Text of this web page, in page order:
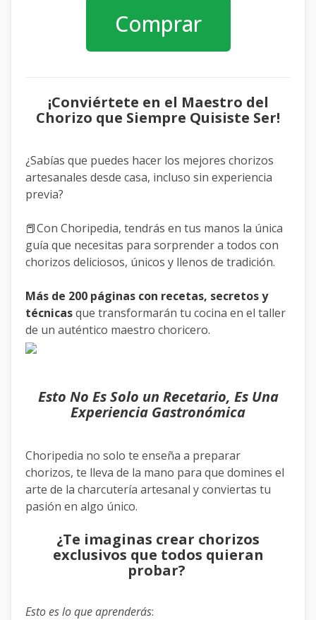
Comprar
¡Conviértete en el Maestro del
Chorizo que Siempre Quisiste Ser!
¿Sabías que puedes hacer los mejores chorizos
artesanales desde casa, incluso sin experiencia
previa?
📕Con Choripedia, tendrás en tus manos la única
guía que necesitas para sorprender a todos con
chorizos deliciosos, únicos y llenos de tradición.
Más de 200 páginas con recetas, secretos y
técnicasque transformarán tu cocina en el taller
de un auténtico maestro choricero.
Esto No Es Solo un Recetario, Es Una
Experiencia Gastronómica
Choripedia no solo te enseña a preparar
chorizos, te lleva de la mano para que domines el
arte de la charcutería artesanal y conviertas tu
pasión en algo único.
¿Te imaginas crear chorizos
exclusivos que todos quieran
probar?
Esto es lo que aprenderás: